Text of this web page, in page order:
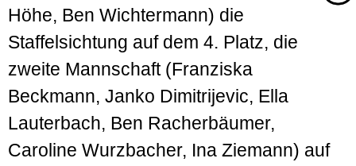
Höhe, Ben Wichtermann) die
Staffelsichtung auf dem 4. Platz, die
zweite Mannschaft (Franziska
Beckmann, Janko Dimitrijevic, Ella
Lauterbach, Ben Racherbäumer,
Caroline Wurzbacher, Ina Ziemann) auf